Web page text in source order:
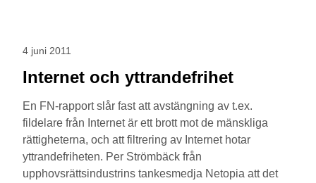
4 juni 2011
Internet och yttrandefrihet
En FN-rapport slår fast att avstängning av t.ex.
fildelare från Internet är ett brott mot de mänskliga
rättigheterna, och att filtrering av Internet hotar
yttrandefriheten. Per Strömbäck från
upphovsrättsindustrins tankesmedja Netopia att det